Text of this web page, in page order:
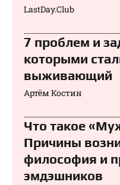
LastDay.Club
7 проблем и
которыми
выживающий
Артём Костин
Что такое
Причины
философия и
эмдэшников